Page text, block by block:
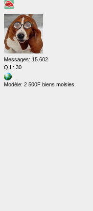
Messages: 15.602
Q.I.: 30
Modèle: 2 500F biens moisies